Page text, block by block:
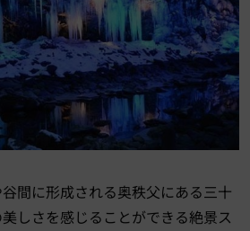
間に形成される奥秩父にある三十
しさを感じることができる絶景ス